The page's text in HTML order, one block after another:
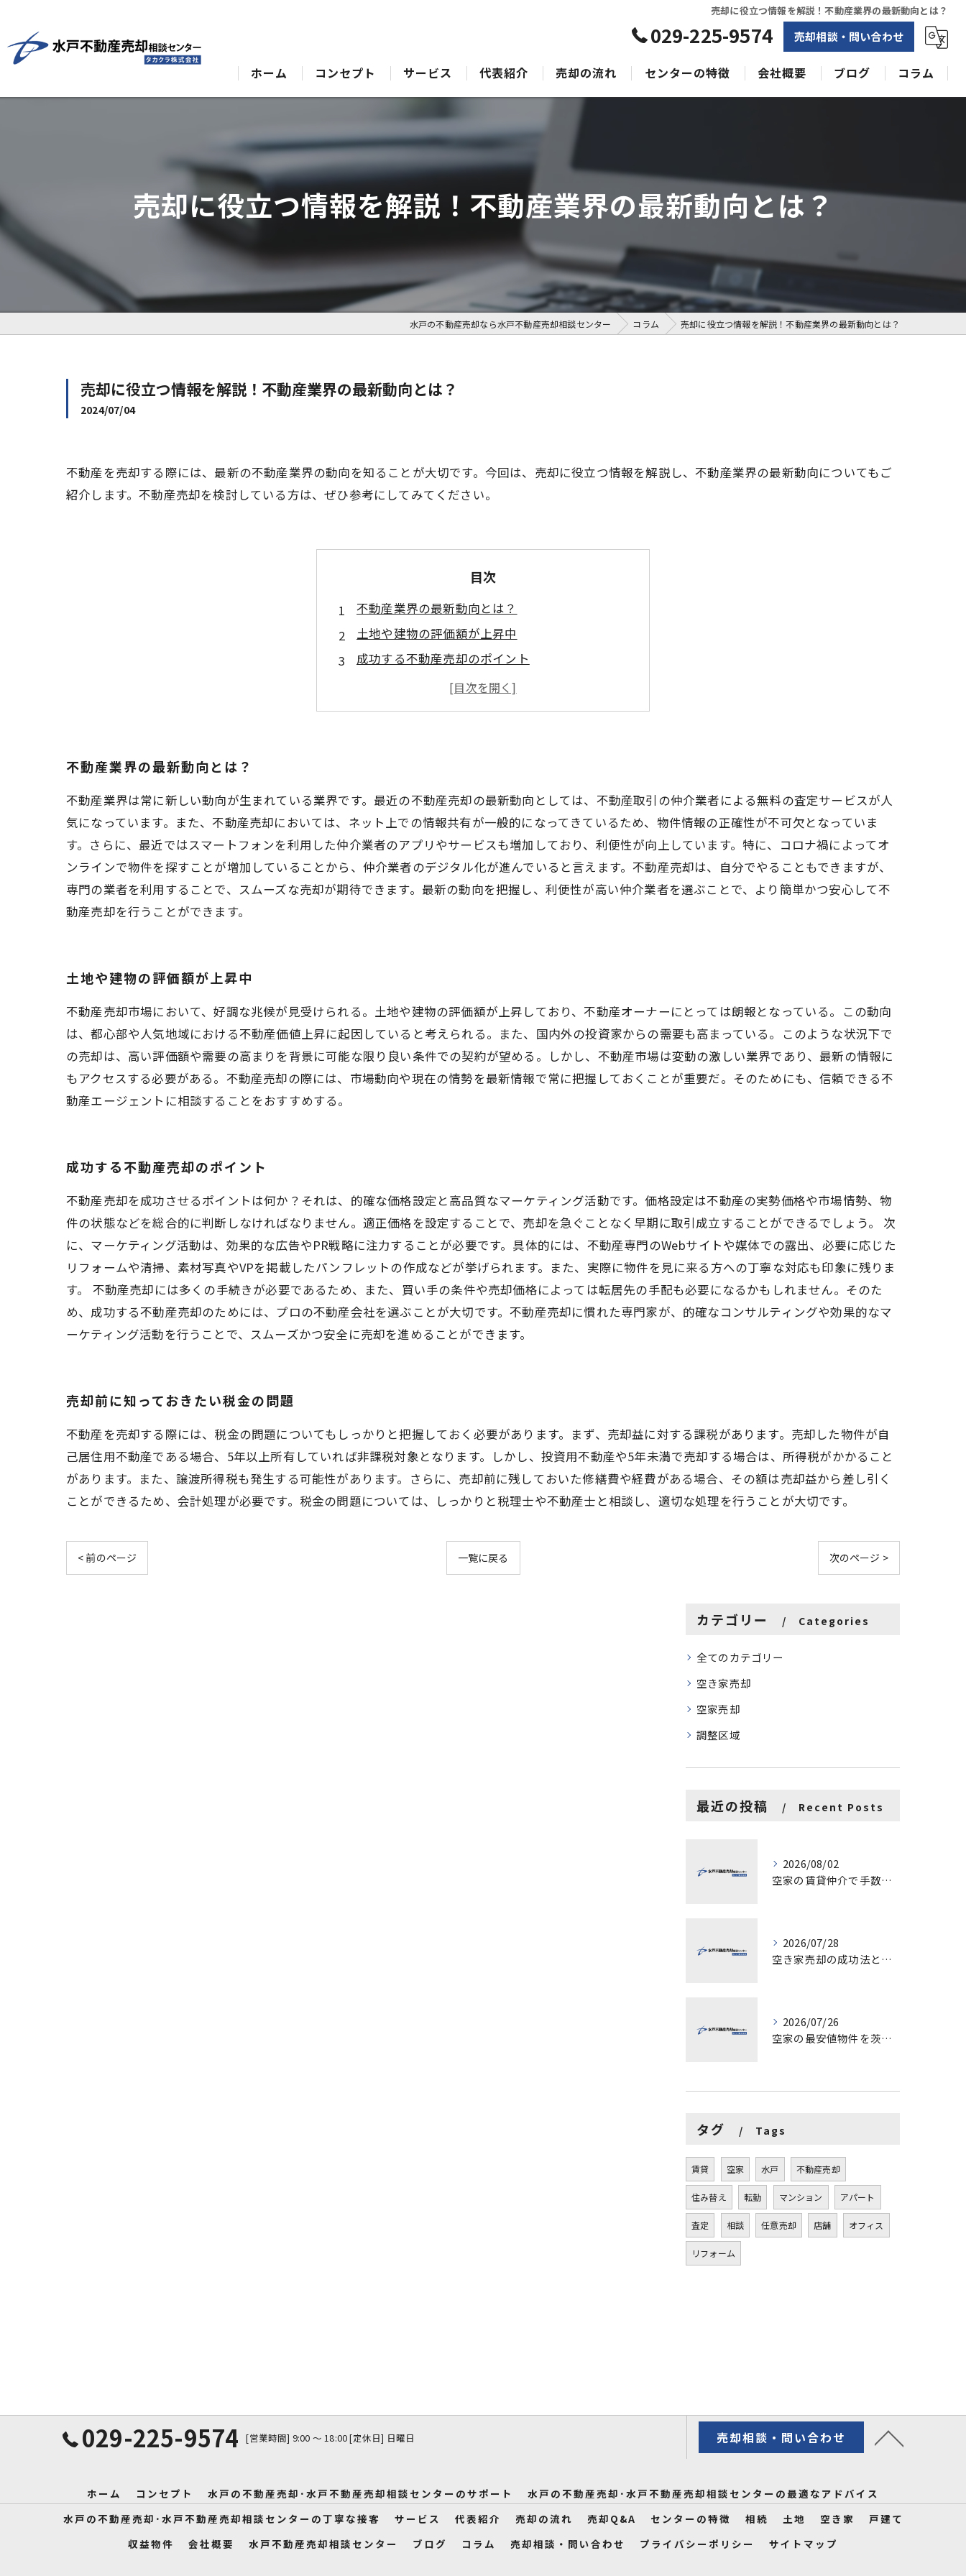
売却に役立つ情報を解説！不動産業界の最新動向とは？
029-225-9574 売却相談・問い合わせ
ホーム コンセプト
水戸の不動産売却･水戸不動産売却相談センターのサポート
水戸の不動産売却･水戸不動産売却相談センターの最適なアドバイス
サービス 代表紹介 売却の流れ センターの特徴
戸建て
収益物件
会社概要 ブログ コラム
売却に役立つ情報を解説！不動産業界の最新動向とは？
水戸の不動産売却なら水戸不動産売却相談センター コラム 売却に役立つ情報を解説！不動産業界の最新動向とは？
売却に役立つ情報を解説！不動産業界の最新動向とは？
2024/07/04
不動産を売却する際には、最新の不動産業界の動向を知ることが大切です。今回は、売却に役立つ情報を解説し、不動産業界の最新動向についてもご
紹介します。不動産売却を検討している方は、ぜひ参考にしてみてください。
目次
不動産業界の最新動向とは？
土地や建物の評価額が上昇中
成功する不動産売却のポイント
売却前に知っておきたい税金の問題
不動産業界の最新動向とは？
不動産業界は常に新しい動向が生まれている業界です。最近の不動産売却の最新動向としては、不動産取引の仲介業者による無料の査定サービスが人
気になっています。また、不動産売却においては、ネット上での情報共有が一般的になってきているため、物件情報の正確性が不可欠となっていま
す。さらに、最近ではスマートフォンを利用した仲介業者のアプリやサービスも増加しており、利便性が向上しています。特に、コロナ禍によってオ
ンラインで物件を探すことが増加していることから、仲介業者のデジタル化が進んでいると言えます。不動産売却は、自分でやることもできますが、
専門の業者を利用することで、スムーズな売却が期待できます。最新の動向を把握し、利便性が高い仲介業者を選ぶことで、より簡単かつ安心して不
動産売却を行うことができます。
土地や建物の評価額が上昇中
不動産売却市場において、好調な兆候が見受けられる。土地や建物の評価額が上昇しており、不動産オーナーにとっては朗報となっている。この動向
は、都心部や人気地域における不動産価値上昇に起因していると考えられる。また、国内外の投資家からの需要も高まっている。このような状況下で
の売却は、高い評価額や需要の高まりを背景に可能な限り良い条件での契約が望める。しかし、不動産市場は変動の激しい業界であり、最新の情報に
もアクセスする必要がある。不動産売却の際には、市場動向や現在の情勢を最新情報で常に把握しておくことが重要だ。そのためにも、信頼できる不
動産エージェントに相談することをおすすめする。
成功する不動産売却のポイント
不動産売却を成功させるポイントは何か？それは、的確な価格設定と高品質なマーケティング活動です。価格設定は不動産の実勢価格や市場情勢、物
件の状態などを総合的に判断しなければなりません。適正価格を設定することで、売却を急ぐことなく早期に取引成立することができるでしょう。 次
に、マーケティング活動は、効果的な広告やPR戦略に注力することが必要です。具体的には、不動産専門のWebサイトや媒体での露出、必要に応じた
リフォームや清掃、素材写真やVPを掲載したパンフレットの作成などが挙げられます。また、実際に物件を見に来る方への丁寧な対応も印象に残りま
す。 不動産売却には多くの手続きが必要であるため、また、買い手の条件や売却価格によっては転居先の手配も必要になるかもしれません。そのた
め、成功する不動産売却のためには、プロの不動産会社を選ぶことが大切です。不動産売却に慣れた専門家が、的確なコンサルティングや効果的なマ
ーケティング活動を行うことで、スムーズかつ安全に売却を進めることができます。
売却前に知っておきたい税金の問題
不動産を売却する際には、税金の問題についてもしっかりと把握しておく必要があります。まず、売却益に対する課税があります。売却した物件が自
己居住用不動産である場合、5年以上所有していれば非課税対象となります。しかし、投資用不動産や5年未満で売却する場合は、所得税がかかること
があります。また、譲渡所得税も発生する可能性があります。さらに、売却前に残しておいた修繕費や経費がある場合、その額は売却益から差し引く
ことができるため、会計処理が必要です。税金の問題については、しっかりと税理士や不動産士と相談し、適切な処理を行うことが大切です。
< 前のページ 一覧に戻る 次のページ >
カテゴリー Categories
全てのカテゴリー
空き家売却
空家売却
調整区域
最近の投稿 Recent Posts
2026/08/02
空家の賃貸仲介で手数料と上限を徹底解説し200万円物件の注意点も紹介
2026/07/28
空き家売却の成功法と注意点
2026/07/26
空家の最安値物件を茨城県水戸市つくば市で探す方法と賢い売却ポイントを徹底解説
タグ Tags
賃貸 空家 水戸 不動産売却
住み替え 転勤 マンション アパート
査定 相談 任意売却 店舗 オフィス
リフォーム
029-225-9574 [営業時間] 9:00 〜 18:00 [定休日] 日曜日 売却相談・問い合わせ
ホーム コンセプト 水戸の不動産売却･水戸不動産売却相談センターのサポート
水戸の不動産売却･水戸不動産売却相談センターの最適なアドバイス
水戸の不動産売却･水戸不動産売却相談センターの丁寧な接客
サービス 代表紹介 売却の流れ 売却Q&A センターの特徴 相続 土地 空き家
戸建て
収益物件
会社概要 水戸不動産売却相談センター ブログ コラム 売却相談・問い合わせ プライバシーポリシー サイトマップ